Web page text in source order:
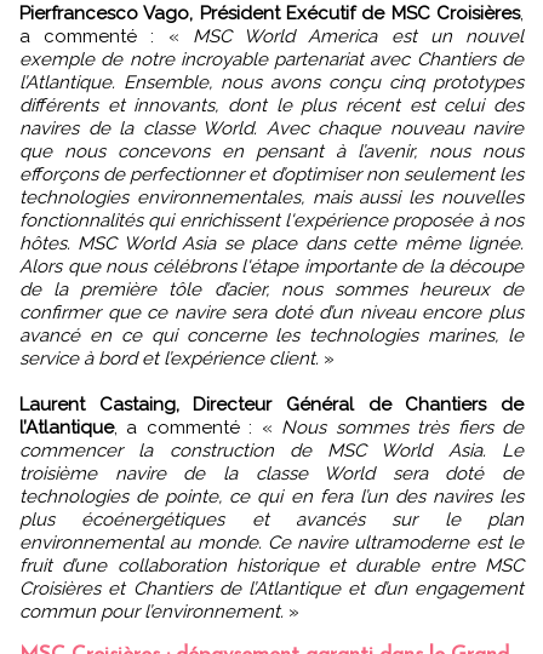
Pierfrancesco Vago, Président Exécutif de MSC Croisières,
a commenté : « MSC World America est un nouvel
exemple de notre incroyable partenariat avec Chantiers de
l’Atlantique. Ensemble, nous avons conçu cinq prototypes
différents et innovants, dont le plus récent est celui des
navires de la classe World. Avec chaque nouveau navire
que nous concevons en pensant à l’avenir, nous nous
efforçons de perfectionner et d’optimiser non seulement les
technologies environnementales, mais aussi les nouvelles
fonctionnalités qui enrichissent l'expérience proposée à nos
hôtes. MSC World Asia se place dans cette même lignée.
Alors que nous célébrons l'étape importante de la découpe
de la première tôle d’acier, nous sommes heureux de
confirmer que ce navire sera doté d’un niveau encore plus
avancé en ce qui concerne les technologies marines, le
service à bord et l’expérience client. »
Laurent Castaing, Directeur Général de Chantiers de
l’Atlantique, a commenté : « Nous sommes très fiers de
commencer la construction de MSC World Asia. Le
troisième navire de la classe World sera doté de
technologies de pointe, ce qui en fera l’un des navires les
plus écoénergétiques et avancés sur le plan
environnemental au monde. Ce navire ultramoderne est le
fruit d’une collaboration historique et durable entre MSC
Croisières et Chantiers de l’Atlantique et d’un engagement
commun pour l’environnement. »